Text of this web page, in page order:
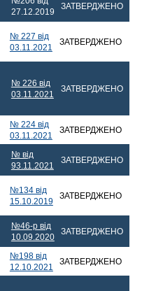
27.12.2019
ЗАТВЕРДЖЕНО
№ 227 від
03.11.2021
ЗАТВЕРДЖЕНО
№ 226 від
03.11.2021
ЗАТВЕРДЖЕНО
№ 224 від
03.11.2021
ЗАТВЕРДЖЕНО
№ від
93.11.2021
ЗАТВЕРДЖЕНО
№134 від
15.10.2019
ЗАТВЕРДЖЕНО
№46-р від
10.09.2020
ЗАТВЕРДЖЕНО
№198 від
12.10.2021
ЗАТВЕРДЖЕНО